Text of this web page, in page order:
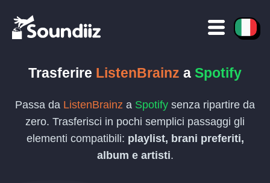
Trasferire ListenBrainz a Spotify
Passa da ListenBrainz a Spotify senza ripartire da
zero. Trasferisci in pochi semplici passaggi gli
elementi compatibili: playlist, brani preferiti,
album e artisti.